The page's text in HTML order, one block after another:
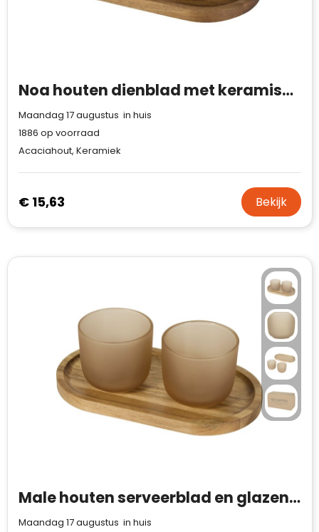
Noa houten dienblad met keramische serveerschalen
Maandag 17 augustus in huis
1886 op voorraad
Acaciahout, Keramiek
€ 15,63 Bekijk
Male houten serveerblad en glazen bekerset - matte afwerking
Maandag 17 augustus in huis